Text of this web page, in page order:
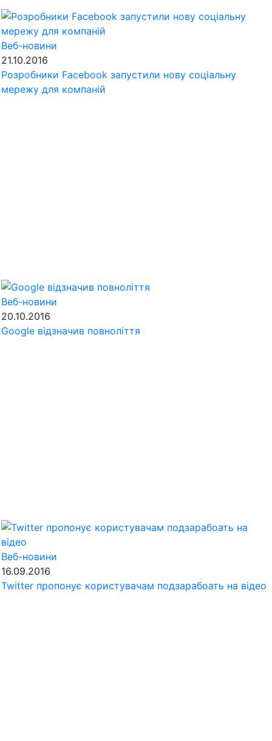
Веб-новини
21.10.2016
Розробники Facebook запустили нову соціальну
мережу для компаній
Веб-новини
20.10.2016
Google відзначив повноліття
Веб-новини
16.09.2016
Twitter пропонує користувачам подзарабоать на відео